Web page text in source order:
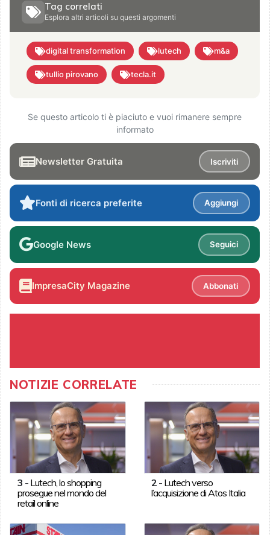
Tag correlati
Esplora altri articoli su questi argomenti
digital transformation lutech m&a
tullio pirovano tecla.it
Se questo articolo ti è piaciuto e vuoi rimanere sempre
informato
Newsletter Gratuita Iscriviti
Fonti di ricerca preferite Aggiungi
Google News Seguici
ImpresaCity Magazine Abbonati
NOTIZIE CORRELATE
3 - Lutech, lo shopping
prosegue nel mondo del
retail online
2 - Lutech verso
l’acquisizione di Atos Italia